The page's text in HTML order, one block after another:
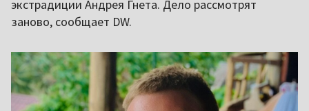
экстрадиции Андрея Гнета. Дело рассмотрят
заново, сообщает DW.